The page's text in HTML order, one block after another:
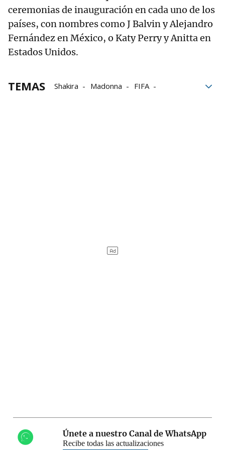
ceremonias de inauguración en cada uno de los
países, con nombres como J Balvin y Alejandro
Fernández en México, o Katy Perry y Anitta en
Estados Unidos.
TEMAS Shakira Madonna
FIFA
Únete a nuestro Canal de WhatsApp
Recibe todas las actualizaciones